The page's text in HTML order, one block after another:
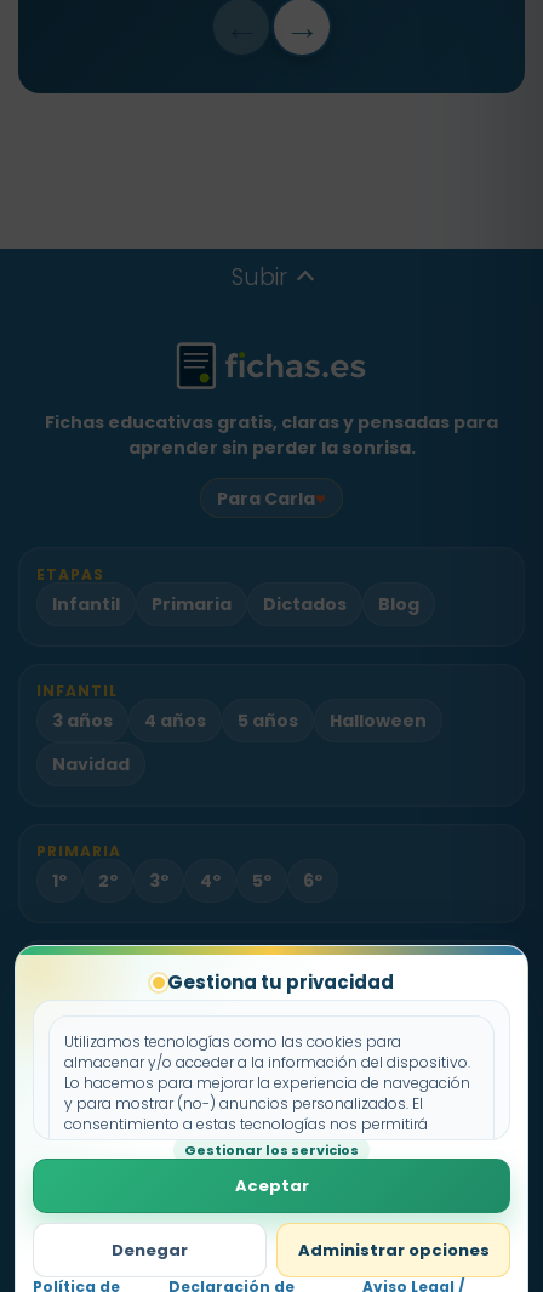
Gestiona tu privacidad
Utilizamos tecnologías como las cookies para
almacenar y/o acceder a la información del dispositivo.
Lo hacemos para mejorar la experiencia de navegación
y para mostrar (no-) anuncios personalizados. El
consentimiento a estas tecnologías nos permitirá
procesar datos como el comportamiento de
navegación o los ID's únicos en este sitio. No consentir o
retirar el consentimiento, puede afectar negativamente a
Gestionar los servicios
Aceptar
Denegar Administrar opciones
Política de Declaración de Aviso Legal /
→
Subir
Fichas educativas gratis, claras y pensadas para
aprender sin perder la sonrisa.
Para Carla♥
ETAPAS
Infantil Primaria Dictados Blog
INFANTIL
3 años 4 años 5 años
Halloween
Navidad
PRIMARIA
1º 2º 3º 4º 5º 6º
Sobre Fichas.es Contacto
Política de cookies
Declaración de privacidad
Aviso legal